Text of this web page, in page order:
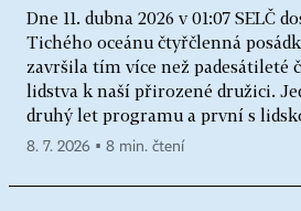
Dne 11. dubna 2026 v 01:07 SELČ
Tichého oceánu čtyřčlenná
završila tím více než padesátileté
lidstva k naší přirozené družici.
druhý let programu a první s
8. 7. 2026 ▪ 8 min. čtení